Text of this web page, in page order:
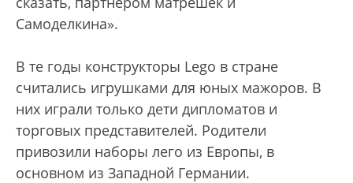
Самоделкина».
В те годы конструкторы Lego в стране
считались игрушками для юных мажоров. В
них играли только дети дипломатов и
торговых представителей. Родители
привозили наборы лего из Европы, в
основном из Западной Германии.